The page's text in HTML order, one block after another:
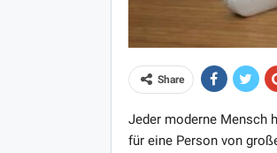
Share
Jeder moderne Mensch
für eine Person von